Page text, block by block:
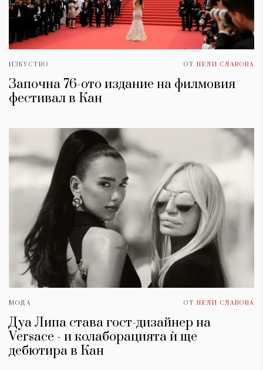
ИЗКУСТВО ОТ НЕЛИ СЛАВОВА
Започна 76-ото издание на филмовия
фестивал в Кан
МОДА ОТ НЕЛИ СЛАВОВА
Дуа Липа става гост-дизайнер на
Versace - и колаборацията ѝ ще
дебютира в Кан